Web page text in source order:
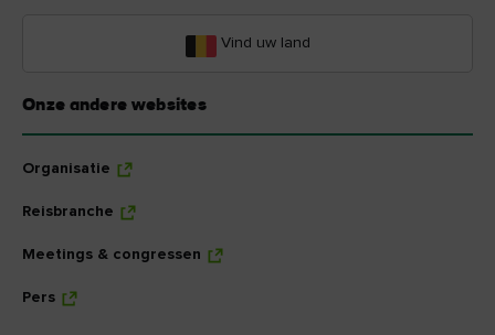
Vind uw land
Onze andere websites
Organisatie
Reisbranche
Meetings & congressen
Pers